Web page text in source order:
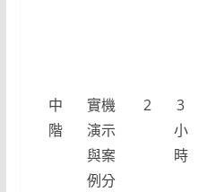
中
階
實機
演示
與案
例分
2
3
小
時